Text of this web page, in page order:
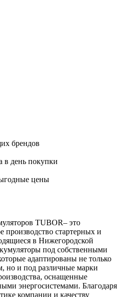
брендов
в день покупки
цены
TUBOR– это
производство стартерных и
в Нижегородской
под собственными
адаптированы не только
но и под различные марки
оснащенные
энергосистемами. Благодаря
компании и качеству